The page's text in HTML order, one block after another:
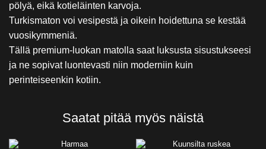
pölyä, eikä kotieläinten karvoja.
Turkismaton voi vesipestä ja oikein hoidettuna se kestää
vuosikymmeniä.
Tällä premium-luokan matolla saat luksusta sisustukseesi
ja ne sopivat luontevasti niin moderniin kuin
perinteiseenkin kotiin.
Saatat pitää myös näistä